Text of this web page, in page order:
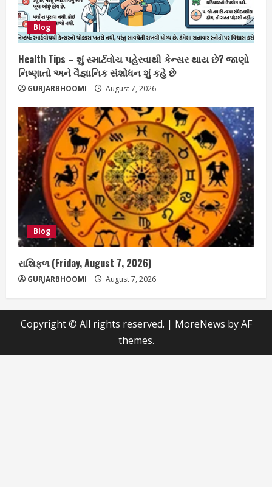
Blog
Health Tips – શું સ્માર્ટવોચ પહેરવાથી કેન્સર થાય છે? જાણો
નિષ્ણાતો અને વૈજ્ઞાનિક સંશોધન શું કહે છે
GURJARBHOOMI August 7, 2026
Blog
રાશિફળ (Friday, August 7, 2026)
GURJARBHOOMI August 7, 2026
Copyright © All rights reserved. | MoreNews by AF
themes.